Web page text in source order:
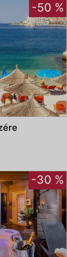
-50 %
-30 %